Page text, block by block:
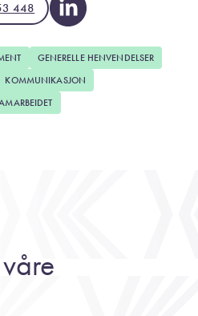
448
GENERELLE HENVENDELSER
KOMMUNIKASJON